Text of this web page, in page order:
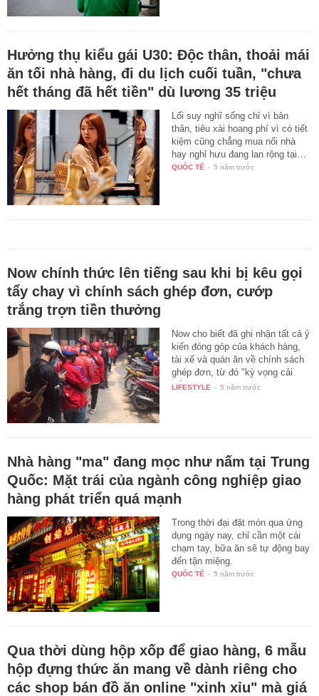
Hưởng thụ kiểu gái U30: Độc thân, thoải mái
ăn tối nhà hàng, đi du lịch cuối tuần, "chưa
hết tháng đã hết tiền" dù lương 35 triệu
Lối suy nghĩ sống chỉ vì bản
thân, tiêu xài hoang phí vì có tiết
kiệm cũng chẳng mua nổi nhà
hay nghỉ hưu đang lan rộng tại…
QUỐC TẾ - 5 năm trước
Now chính thức lên tiếng sau khi bị kêu gọi
tẩy chay vì chính sách ghép đơn, cướp
trắng trợn tiền thưởng
Now cho biết đã ghi nhận tất cả ý
kiến đóng góp của khách hàng,
tài xế và quán ăn về chính sách
ghép đơn, từ đó "kỳ vọng cải
tiến…
LIFESTYLE - 5 năm trước
Nhà hàng "ma" đang mọc như nấm tại Trung
Quốc: Mặt trái của ngành công nghiệp giao
hàng phát triển quá mạnh
Trong thời đại đặt món qua ứng
dụng ngày nay, chỉ cần một cái
chạm tay, bữa ăn sẽ tự động bay
đến tận miệng.
QUỐC TẾ - 5 năm trước
Qua thời dùng hộp xốp để giao hàng, 6 mẫu
hộp đựng thức ăn mang về dành riêng cho
các shop bán đồ ăn online "xinh xỉu" mà giá